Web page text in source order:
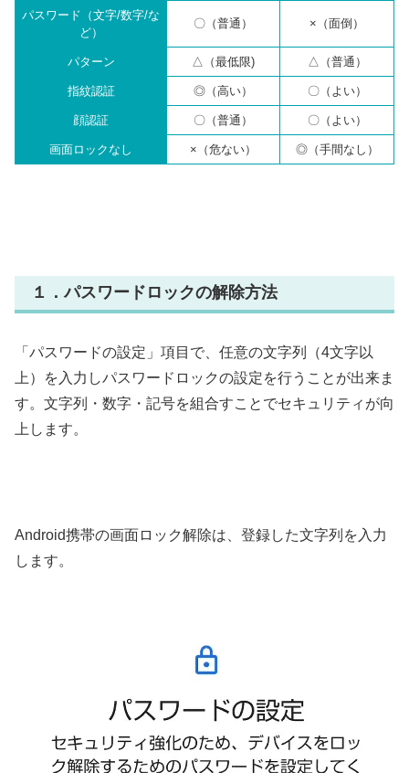
パスワード（文字/数字/な
ど）
〇（普通） ×（面倒）
パターン △（最低限) △（普通）
指紋認証 ◎（高い） 〇（よい）
顔認証 〇（普通） 〇（よい）
画面ロックなし ×（危ない） ◎（手間なし）
１．パスワードロックの解除方法
「パスワードの設定」項目で、任意の文字列（4文字以
上）を入力しパスワードロックの設定を行うことが出来ま
す。文字列・数字・記号を組合すことでセキュリティが向
上します。
Android携帯の画面ロック解除は、登録した文字列を入力
します。